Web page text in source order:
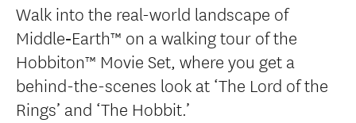
Walk into the real-world landscape of
Middle‑Earth™ on a walking tour of the
Hobbiton™ Movie Set, where you get a
behind-the-scenes look at ‘The Lord of the
Rings’ and ‘The Hobbit.’